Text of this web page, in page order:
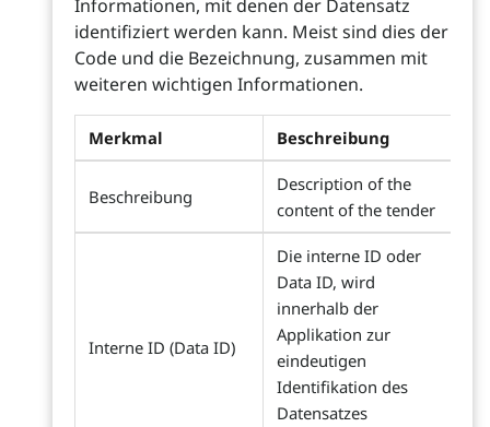
Informationen, mit denen der Datensatz
identifiziert werden kann. Meist sind dies der
Code und die Bezeichnung, zusammen mit
weiteren wichtigen Informationen.
Merkmal Beschreibung
Beschreibung
Description of the
content of the tender
Interne ID (Data ID)
Die interne ID oder
Data ID, wird
innerhalb der
Applikation zur
eindeutigen
Identifikation des
Datensatzes